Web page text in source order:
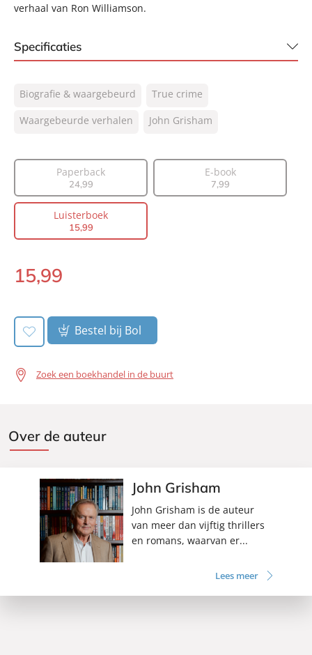
verhaal van Ron Williamson.
Specificaties
NUR:
332
Type:
Luisterboek
Vertaler:
Hugo Kuipers
Prijs:
15,99
Uitgever:
Bruna Uitgevers B.V., A.W.
Biografie & waargebeurd
True crime
Waargebeurde verhalen
John Grisham
Paperback
24,99
E-book
7,99
Luisterboek
15,99
Luisterboek:
15,99
Bestel bij Bol
Zoek een boekhandel in de buurt
Over de auteur
John Grisham
John Grisham is de auteur
van meer dan vijftig thrillers
en romans, waarvan er...
Lees meer